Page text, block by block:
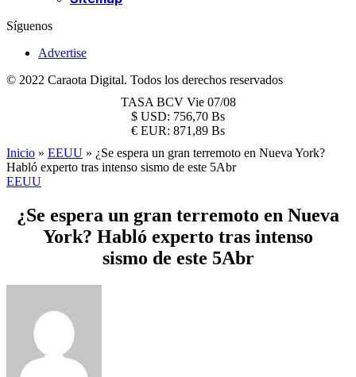
Síguenos
Advertise
© 2022 Caraota Digital. Todos los derechos reservados
TASA BCV Vie 07/08
$ USD: 756,70 Bs
€ EUR: 871,89 Bs
Inicio » EEUU » ¿Se espera un gran terremoto en Nueva York?
Habló experto tras intenso sismo de este 5Abr
EEUU
¿Se espera un gran terremoto en Nueva
York? Habló experto tras intenso
sismo de este 5Abr